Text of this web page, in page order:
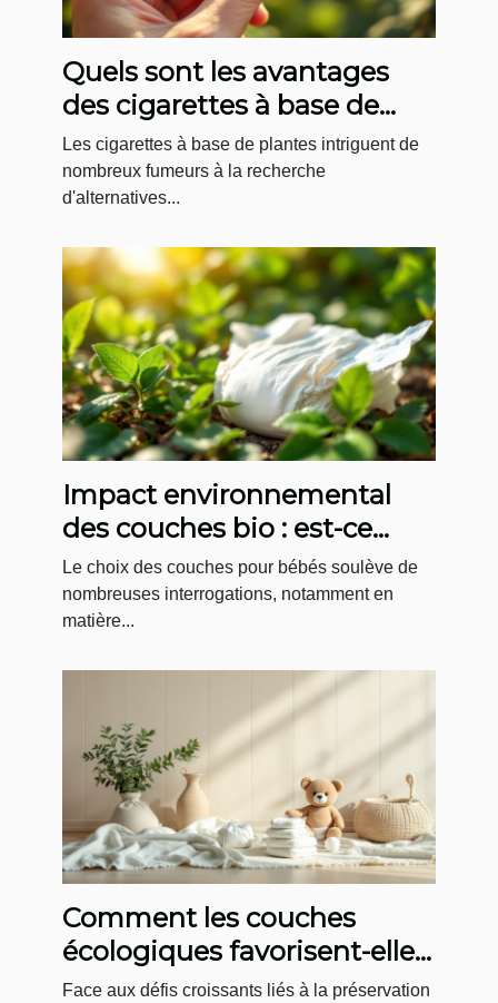
Quels sont les avantages
des cigarettes à base de
plantes ?
Les cigarettes à base de plantes intriguent de
nombreux fumeurs à la recherche
d'alternatives...
Impact environnemental
des couches bio : est-ce
vraiment mieux ?
Le choix des couches pour bébés soulève de
nombreuses interrogations, notamment en
matière...
Comment les couches
écologiques favorisent-elles
le développement durable ?
Face aux défis croissants liés à la préservation